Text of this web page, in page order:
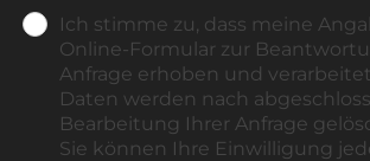
Ich stimme zu, dass meine
Online-Formular zur
Anfrage erhoben und
Daten werden nach
Bearbeitung Ihrer Anfrage
Sie können Ihre Einwilligung